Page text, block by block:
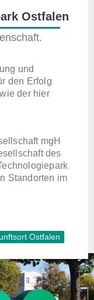
Ostfalen
und
den Erfolg
der hier
mgH
des
Standorten im
Ostfalen